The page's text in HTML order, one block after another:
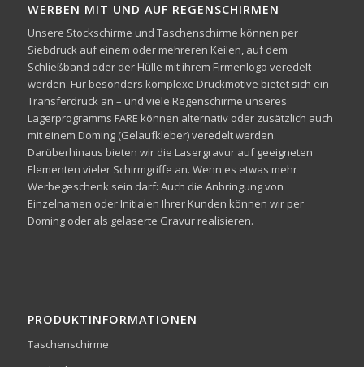
WERBEN MIT UND AUF REGENSCHIRMEN
Unsere Stockschirme und Taschenschirme können per
Siebdruck auf einem oder mehreren Keilen, auf dem
Schließband oder der Hülle mit ihrem Firmenlogo veredelt
werden. Für besonders komplexe Druckmotive bietet sich ein
Transferdruck an – und viele Regenschirme unseres
Lagerprogramms FARE können alternativ oder zusätzlich auch
mit einem Doming (Gelaufkleber) veredelt werden.
Darüberhinaus bieten wir die Lasergravur auf geeigneten
Elementen vieler Schirmgriffe an. Wenn es etwas mehr
Werbegeschenk sein darf: Auch die Anbringung von
Einzelnamen oder Initialen Ihrer Kunden können wir per
Doming oder als gelaserte Gravur realisieren.
PRODUKTINFORMATIONEN
Taschenschirme